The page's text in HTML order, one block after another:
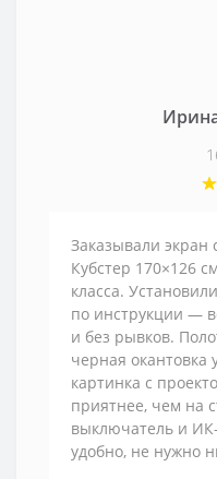
Заказывали экран
Кубстер 170×126
класса.
по инструкции —
и без рывков.
черная окантовка
картинка с
приятнее, чем на
выключатель и
удобно, не нужно